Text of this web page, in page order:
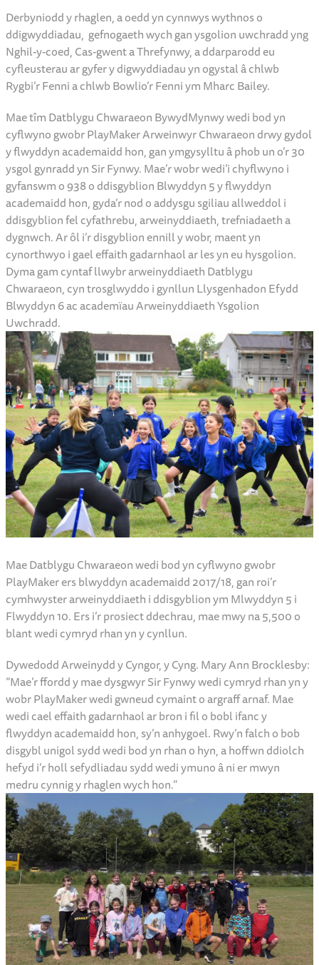
Derbyniodd y rhaglen, a oedd yn cynnwys wythnos o
ddigwyddiadau, gefnogaeth wych gan ysgolion uwchradd yng
Nghil-y-coed, Cas-gwent a Threfynwy, a ddarparodd eu
cyfleusterau ar gyfer y digwyddiadau yn ogystal â chlwb
Rygbi’r Fenni a chlwb Bowlio’r Fenni ym Mharc Bailey.
Mae tîm Datblygu Chwaraeon BywydMynwy wedi bod yn
cyflwyno gwobr PlayMaker Arweinwyr Chwaraeon drwy gydol
y flwyddyn academaidd hon, gan ymgysylltu â phob un o’r 30
ysgol gynradd yn Sir Fynwy. Mae’r wobr wedi’i chyflwyno i
gyfanswm o 938 o ddisgyblion Blwyddyn 5 y flwyddyn
academaidd hon, gyda’r nod o addysgu sgiliau allweddol i
ddisgyblion fel cyfathrebu, arweinyddiaeth, trefniadaeth a
dygnwch. Ar ôl i’r disgyblion ennill y wobr, maent yn
cynorthwyo i gael effaith gadarnhaol ar les yn eu hysgolion.
Dyma gam cyntaf llwybr arweinyddiaeth Datblygu
Chwaraeon, cyn trosglwyddo i gynllun Llysgenhadon Efydd
Blwyddyn 6 ac academïau Arweinyddiaeth Ysgolion
Uwchradd.
Mae Datblygu Chwaraeon wedi bod yn cyflwyno gwobr
PlayMaker ers blwyddyn academaidd 2017/18, gan roi’r
cymhwyster arweinyddiaeth i ddisgyblion ym Mlwyddyn 5 i
Flwyddyn 10. Ers i’r prosiect ddechrau, mae mwy na 5,500 o
blant wedi cymryd rhan yn y cynllun.
Dywedodd Arweinydd y Cyngor, y Cyng. Mary Ann Brocklesby:
“Mae’r ffordd y mae dysgwyr Sir Fynwy wedi cymryd rhan yn y
wobr PlayMaker wedi gwneud cymaint o argraff arnaf. Mae
wedi cael effaith gadarnhaol ar bron i fil o bobl ifanc y
flwyddyn academaidd hon, sy’n anhygoel. Rwy’n falch o bob
disgybl unigol sydd wedi bod yn rhan o hyn, a hoffwn ddiolch
hefyd i’r holl sefydliadau sydd wedi ymuno â ni er mwyn
medru cynnig y rhaglen wych hon.”